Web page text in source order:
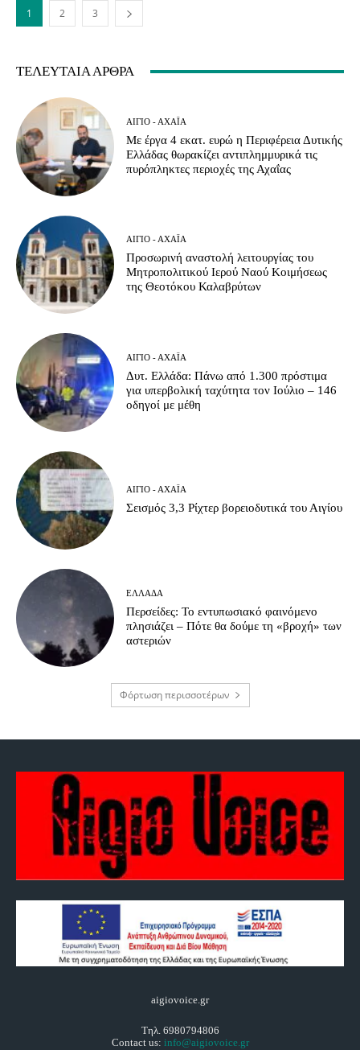
1 2 3
ΤΕΛΕΥΤΑΊΑ ΆΡΘΡΑ
ΑΊΓΙΟ - ΑΧΑΪ́Α
Με έργα 4 εκατ. ευρώ η Περιφέρεια Δυτικής
Ελλάδας θωρακίζει αντιπλημμυρικά τις
πυρόπληκτες περιοχές της Αχαΐας
ΑΊΓΙΟ - ΑΧΑΪ́Α
Προσωρινή αναστολή λειτουργίας του
Μητροπολιτικού Ιερού Ναού Κοιμήσεως
της Θεοτόκου Καλαβρύτων
ΑΊΓΙΟ - ΑΧΑΪ́Α
Δυτ. Ελλάδα: Πάνω από 1.300 πρόστιμα
για υπερβολική ταχύτητα τον Ιούλιο – 146
οδηγοί με μέθη
ΑΊΓΙΟ - ΑΧΑΪ́Α
Σεισμός 3,3 Ρίχτερ βορειοδυτικά του Αιγίου
ΕΛΛΆΔΑ
Περσείδες: Το εντυπωσιακό φαινόμενο
πλησιάζει – Πότε θα δούμε τη «βροχή» των
αστεριών
Φόρτωση περισσοτέρων
aigiovoice.gr
Τηλ. 6980794806
Contact us: info@aigiovoice.gr